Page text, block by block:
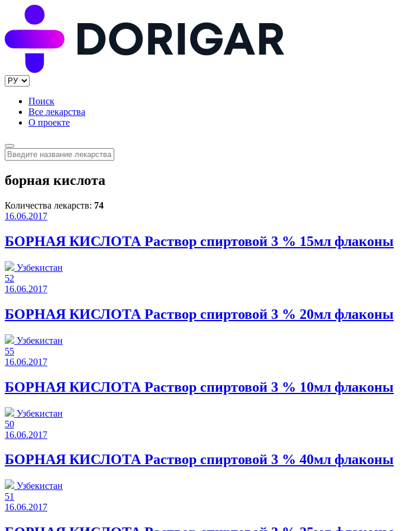
Поиск
Все лекарства
О проекте
борная кислота
Количества лекарств: 74
16.06.2017
БОРНАЯ КИСЛОТА Раствор спиртовой 3 % 15мл флаконы
Узбекистан
52
16.06.2017
БОРНАЯ КИСЛОТА Раствор спиртовой 3 % 20мл флаконы
Узбекистан
55
16.06.2017
БОРНАЯ КИСЛОТА Раствор спиртовой 3 % 10мл флаконы
Узбекистан
50
16.06.2017
БОРНАЯ КИСЛОТА Раствор спиртовой 3 % 40мл флаконы
Узбекистан
51
16.06.2017